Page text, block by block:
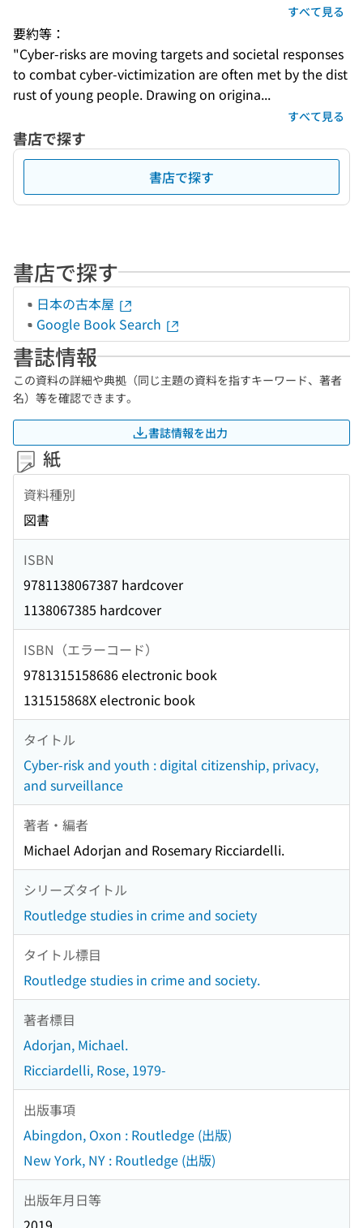
すべて見る
要約等：
"Cyber-risks are moving targets and societal responses
to combat cyber-victimization are often met by the dist
rust of young people. Drawing on origina...
すべて見る
書店で探す
書店で探す
書店で探す
日本の古本屋
Google Book Search
書誌情報
この資料の詳細や典拠（同じ主題の資料を指すキーワード、著者
名）等を確認できます。
書誌情報を出力
紙
資料種別
図書
ISBN
9781138067387 hardcover
1138067385 hardcover
ISBN（エラーコード）
9781315158686 electronic book
131515868X electronic book
タイトル
Cyber-risk and youth : digital citizenship, privacy,
and surveillance
著者・編者
Michael Adorjan and Rosemary Ricciardelli.
シリーズタイトル
Routledge studies in crime and society
タイトル標目
Routledge studies in crime and society.
著者標目
Adorjan, Michael.
Ricciardelli, Rose, 1979-
出版事項
Abingdon, Oxon : Routledge (出版)
New York, NY : Routledge (出版)
出版年月日等